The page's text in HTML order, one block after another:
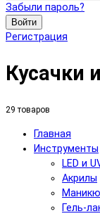
Забыли пароль?
Войти
Регистрация
Кусачки
29 товаров
Главная
Инструменты
LED и
Акрилы
Гель-